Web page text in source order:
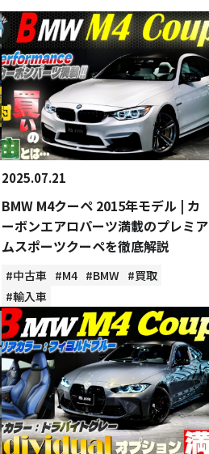
2025.07.21
BMW M4クーペ 2015年モデル | カ
ーボンエアロパーツ満載のプレミア
ムスポーツクーペを徹底解説
#中古車 #M4 #BMW #買取
#輸入車